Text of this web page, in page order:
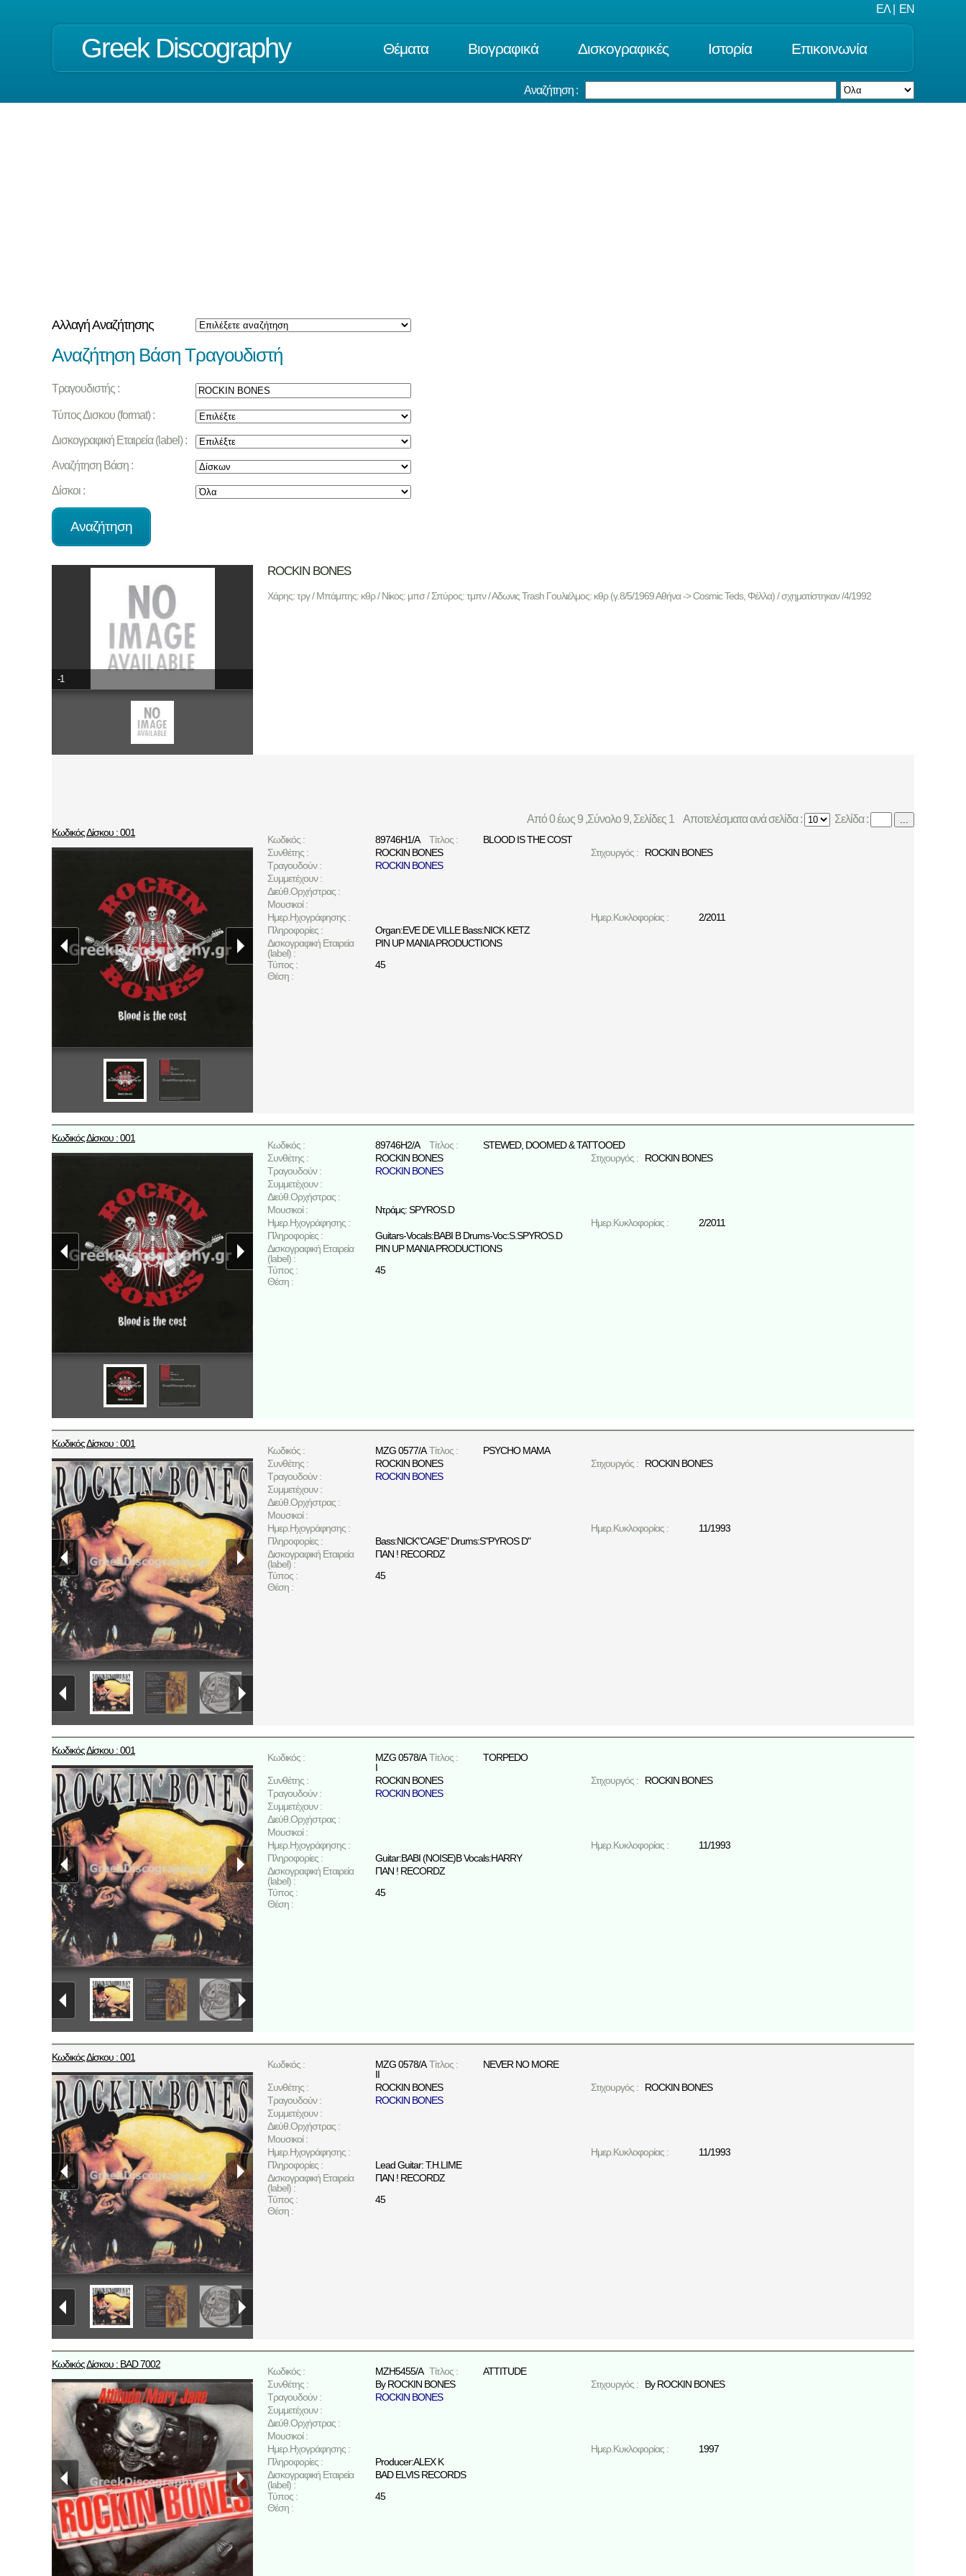
ΕΛ EN
Greek Discography Θέματα Βιογραφικά Δισκογραφικές Ιστορία Επικοινωνία
Αναζήτηση :
Αλλαγή Αναζήτησης
Αναζήτηση Βάση Τραγουδιστή
Τραγουδιστής :
Τύπος Δισκου (format) :
Δισκογραφική Εταιρεία (label) :
Αναζήτηση Βάση :
Δίσκοι :
-1
ROCKIN BONES
Χάρης: τργ / Μπάμπης: κθρ / Νίκος: μπσ / Σπύρος: τμπν / Αδωνις Trash Γουλιέλμος: κθρ (γ.8/5/1969 Αθήνα -> Cosmic Teds, Φέλλα) / σχηματίστηκαν /4/1992
Από 0 έως 9 ,Σύνολο 9, Σελίδες 1 Αποτελέσματα ανά σελίδα : Σελίδα : ...
Κωδικός Δίσκου : 001
Κωδικός : 89746H1/A Τίτλος :
BLOOD IS THE COST
Συνθέτης :
ROCKIN BONES Στιχουργός :
ROCKIN BONES
Τραγουδούν :
ROCKIN BONES
Συμμετέχουν :
Διεύθ.Ορχήστρας :
Μουσικοί :
Ημερ.Ηχογράφησης :
Ημερ.Κυκλοφορίας :
2/2011
Πληροφορίες :
Organ:EVE DE VILLE Bass:NICK KETZ
Δισκογραφική Εταιρεία
(label) :
PIN UP MANIA PRODUCTIONS
Τύπος :
45
Θέση :
Κωδικός Δίσκου : 001
Κωδικός : 89746H2/A Τίτλος :
STEWED, DOOMED & TATTOOED
Συνθέτης :
ROCKIN BONES Στιχουργός :
ROCKIN BONES
Τραγουδούν :
ROCKIN BONES
Συμμετέχουν :
Διεύθ.Ορχήστρας :
Μουσικοί :
Ντράμς: SPYROS.D
Ημερ.Ηχογράφησης :
Ημερ.Κυκλοφορίας :
2/2011
Πληροφορίες :
Guitars-Vocals:BABI B Drums-Voc:S.SPYROS.D
Δισκογραφική Εταιρεία
(label) :
PIN UP MANIA PRODUCTIONS
Τύπος :
45
Θέση :
Κωδικός Δίσκου : 001
Κωδικός : MZG 0577/AΤίτλος :
PSYCHO MAMA
Συνθέτης :
ROCKIN BONES Στιχουργός :
ROCKIN BONES
Τραγουδούν :
ROCKIN BONES
Συμμετέχουν :
Διεύθ.Ορχήστρας :
Μουσικοί :
Ημερ.Ηχογράφησης :
Ημερ.Κυκλοφορίας :
11/1993
Πληροφορίες :
Bass:NICK"CAGE" Drums:S"PYROS D"
Δισκογραφική Εταιρεία
(label) :
ΠΑΝ ! RECORDZ
Τύπος :
45
Θέση :
Κωδικός Δίσκου : 001
Κωδικός :
MZG 0578/A
I
Τίτλος :
TORPEDO
Συνθέτης :
ROCKIN BONES Στιχουργός :
ROCKIN BONES
Τραγουδούν :
ROCKIN BONES
Συμμετέχουν :
Διεύθ.Ορχήστρας :
Μουσικοί :
Ημερ.Ηχογράφησης :
Ημερ.Κυκλοφορίας :
11/1993
Πληροφορίες :
Guitar:BABI (NOISE)B Vocals:HARRY
Δισκογραφική Εταιρεία
(label) :
ΠΑΝ ! RECORDZ
Τύπος :
45
Θέση :
Κωδικός Δίσκου : 001
Κωδικός :
MZG 0578/A
II
Τίτλος :
NEVER NO MORE
Συνθέτης :
ROCKIN BONES Στιχουργός :
ROCKIN BONES
Τραγουδούν :
ROCKIN BONES
Συμμετέχουν :
Διεύθ.Ορχήστρας :
Μουσικοί :
Ημερ.Ηχογράφησης :
Ημερ.Κυκλοφορίας :
11/1993
Πληροφορίες :
Lead Guitar: T.H.LIME
Δισκογραφική Εταιρεία
(label) :
ΠΑΝ ! RECORDZ
Τύπος :
45
Θέση :
Κωδικός Δίσκου : BAD 7002
Κωδικός : MZH5455/A Τίτλος :
ATTITUDE
Συνθέτης :
By ROCKIN BONES Στιχουργός :
By ROCKIN BONES
Τραγουδούν :
ROCKIN BONES
Συμμετέχουν :
Διεύθ.Ορχήστρας :
Μουσικοί :
Ημερ.Ηχογράφησης :
Ημερ.Κυκλοφορίας :
1997
Πληροφορίες :
Producer:ALEX K
Δισκογραφική Εταιρεία
(label) :
BAD ELVIS RECORDS
Τύπος :
45
Θέση :